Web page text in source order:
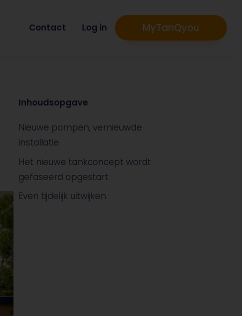
Contact Log in MyTanQyou
Inhoudsopgave
Nieuwe pompen, vernieuwde
installatie
Het nieuwe tankconcept wordt
gefaseerd opgestart
Even tijdelijk uitwijken